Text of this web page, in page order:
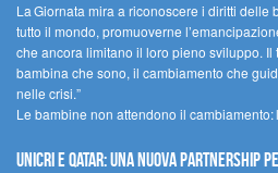
La Giornata mira a riconoscere i diritti delle
tutto il mondo, promuoverne
che ancora limitano il loro pieno sviluppo. Il
bambina che sono, il cambiamento che
nelle crisi.”
Le bambine non attendono il
UNICRI e Qatar: una nuova